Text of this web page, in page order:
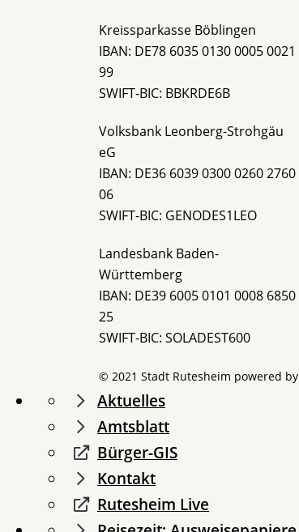
Kreissparkasse Böblingen
IBAN: DE78 6035 0130 0005 0021
99
SWIFT-BIC: BBKRDE6B
Volksbank Leonberg-Strohgäu
eG
IBAN: DE36 6039 0300 0260 2760
06
SWIFT-BIC: GENODES1LEO
Landesbank Baden-
Württemberg
IBAN: DE39 6005 0101 0008 6850
25
SWIFT-BIC: SOLADEST600
© 2021 Stadt Rutesheim powered by
Aktuelles
Amtsblatt
Bürger-GIS
Kontakt
Rutesheim Live